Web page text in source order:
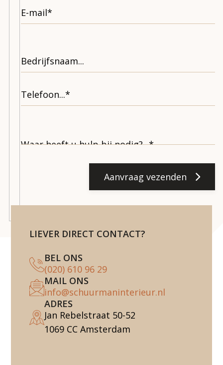
Aanvraag vezenden
LIEVER DIRECT CONTACT?
BEL ONS
(020) 610 96 29
MAIL ONS
info@schuurmaninterieur.nl
ADRES
Jan Rebelstraat 50-52
1069 CC Amsterdam